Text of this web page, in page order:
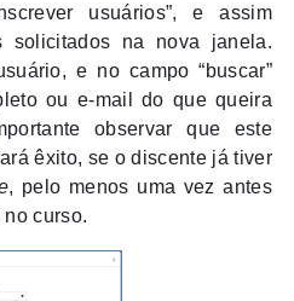
usuários”, e assim
solicitados na nova janela.
e no campo “buscar”
ou e-mail do que queira
observar que este
êxito, se o discente já tiver
, pelo menos uma vez antes
curso.